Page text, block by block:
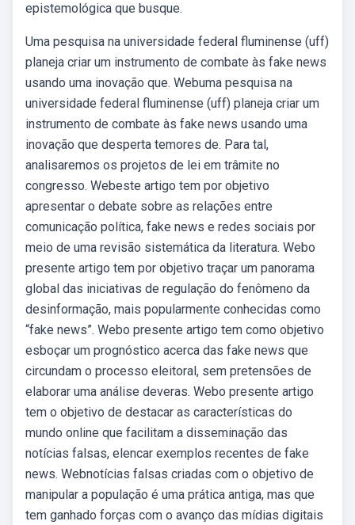
epistemológica que busque.
Uma pesquisa na universidade federal fluminense (uff)
planeja criar um instrumento de combate às fake news
usando uma inovação que. Webuma pesquisa na
universidade federal fluminense (uff) planeja criar um
instrumento de combate às fake news usando uma
inovação que desperta temores de. Para tal,
analisaremos os projetos de lei em trâmite no
congresso. Webeste artigo tem por objetivo
apresentar o debate sobre as relações entre
comunicação política, fake news e redes sociais por
meio de uma revisão sistemática da literatura. Webo
presente artigo tem por objetivo traçar um panorama
global das iniciativas de regulação do fenômeno da
desinformação, mais popularmente conhecidas como
“fake news”. Webo presente artigo tem como objetivo
esboçar um prognóstico acerca das fake news que
circundam o processo eleitoral, sem pretensões de
elaborar uma análise deveras. Webo presente artigo
tem o objetivo de destacar as características do
mundo online que facilitam a disseminação das
notícias falsas, elencar exemplos recentes de fake
news. Webnotícias falsas criadas com o objetivo de
manipular a população é uma prática antiga, mas que
tem ganhado forças com o avanço das mídias digitais